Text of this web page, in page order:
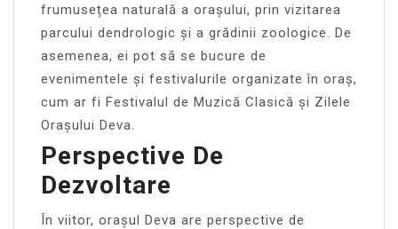
frumusețea naturală a orașului, prin vizitarea
parcului dendrologic și a grădinii zoologice. De
asemenea, ei pot să se bucure de
evenimentele și festivalurile organizate în oraș,
cum ar fi Festivalul de Muzică Clasică și Zilele
Orașului Deva.
Perspective De
Dezvoltare
În viitor, orașul Deva are perspective de